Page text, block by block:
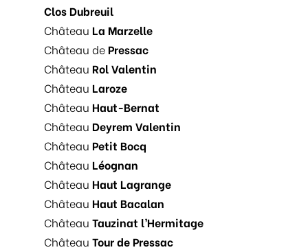
Clos Dubreuil
ChâteauLa Marzelle
Château dePressac
ChâteauRol Valentin
ChâteauLaroze
ChâteauHaut-Bernat
ChâteauDeyrem Valentin
ChâteauPetit Bocq
ChâteauLéognan
ChâteauHaut Lagrange
ChâteauHaut Bacalan
ChâteauTauzinat l’Hermitage
ChâteauTour de Pressac